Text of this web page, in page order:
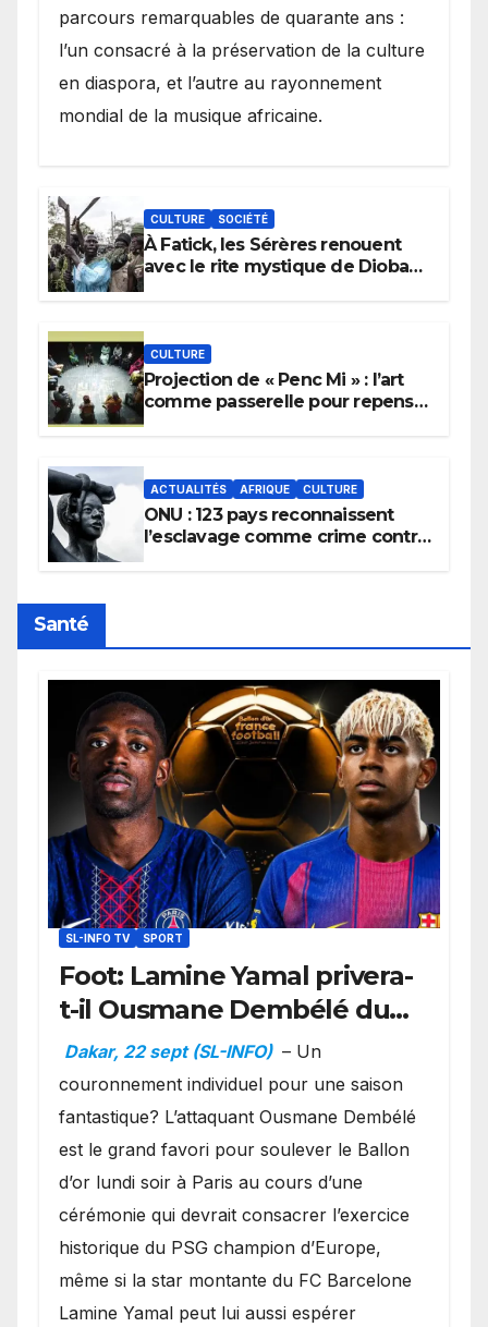
parcours remarquables de quarante ans :
l’un consacré à la préservation de la culture
en diaspora, et l’autre au rayonnement
mondial de la musique africaine.
CULTURE SOCIÉTÉ
À Fatick, les Sérères renouent
avec le rite mystique de Diobaye
CULTURE
Projection de « Penc Mi » : l’art
comme passerelle pour repenser
ACTUALITÉS AFRIQUE CULTURE
ONU : 123 pays reconnaissent
l’esclavage comme crime contre
Santé
SL-INFO TV SPORT
Foot: Lamine Yamal privera-
t-il Ousmane Dembélé du
Ballon d’or ?
Dakar, 22 sept (SL-INFO) – Un
couronnement individuel pour une saison
fantastique? L’attaquant Ousmane Dembélé
est le grand favori pour soulever le Ballon
d’or lundi soir à Paris au cours d’une
cérémonie qui devrait consacrer l’exercice
historique du PSG champion d’Europe,
même si la star montante du FC Barcelone
Lamine Yamal peut lui aussi espérer